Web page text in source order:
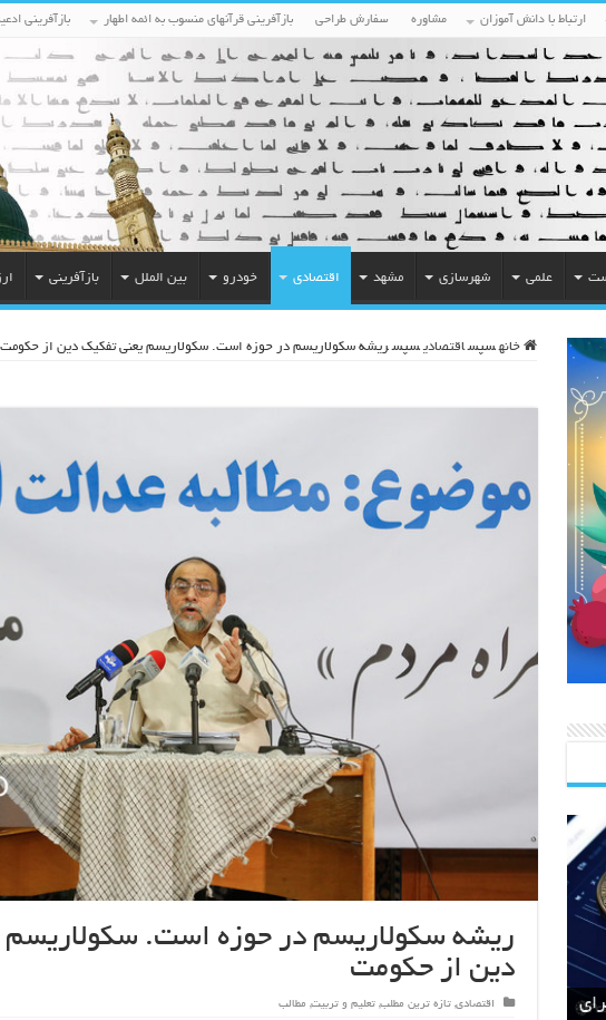
ارتباط با دانش آموزان مشاوره سفارش طراحی بازآفرینی قرآنهای منسوب به ائمه اطهار بازآفرینی
علمی شهرسازی مشهد اقتصادی خودرو بین الملل بازآفرینی
خانه سپس اقتصادی سپس ریشه سکولاریسم در حوزه است. سکولاریسم یعنی تفکیک دین از حکومت
ریشه سکولاریسم در حوزه است. سکولاریسم
دین از حکومت
اقتصادی,تازه ترین مطلب,تعلیم و تربیت, مطالب
مالکان اراضی شاهنامه ۳۵